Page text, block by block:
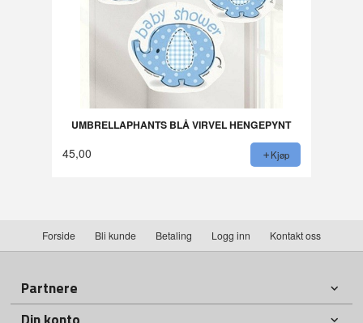
UMBRELLAPHANTS BLÅ VIRVEL HENGEPYNT
45,00 Kjøp
Forside Bli kunde Betaling Logg inn Kontakt oss
Partnere